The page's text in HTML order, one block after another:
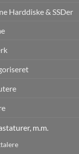
Harddiske & SSDer
m.m.